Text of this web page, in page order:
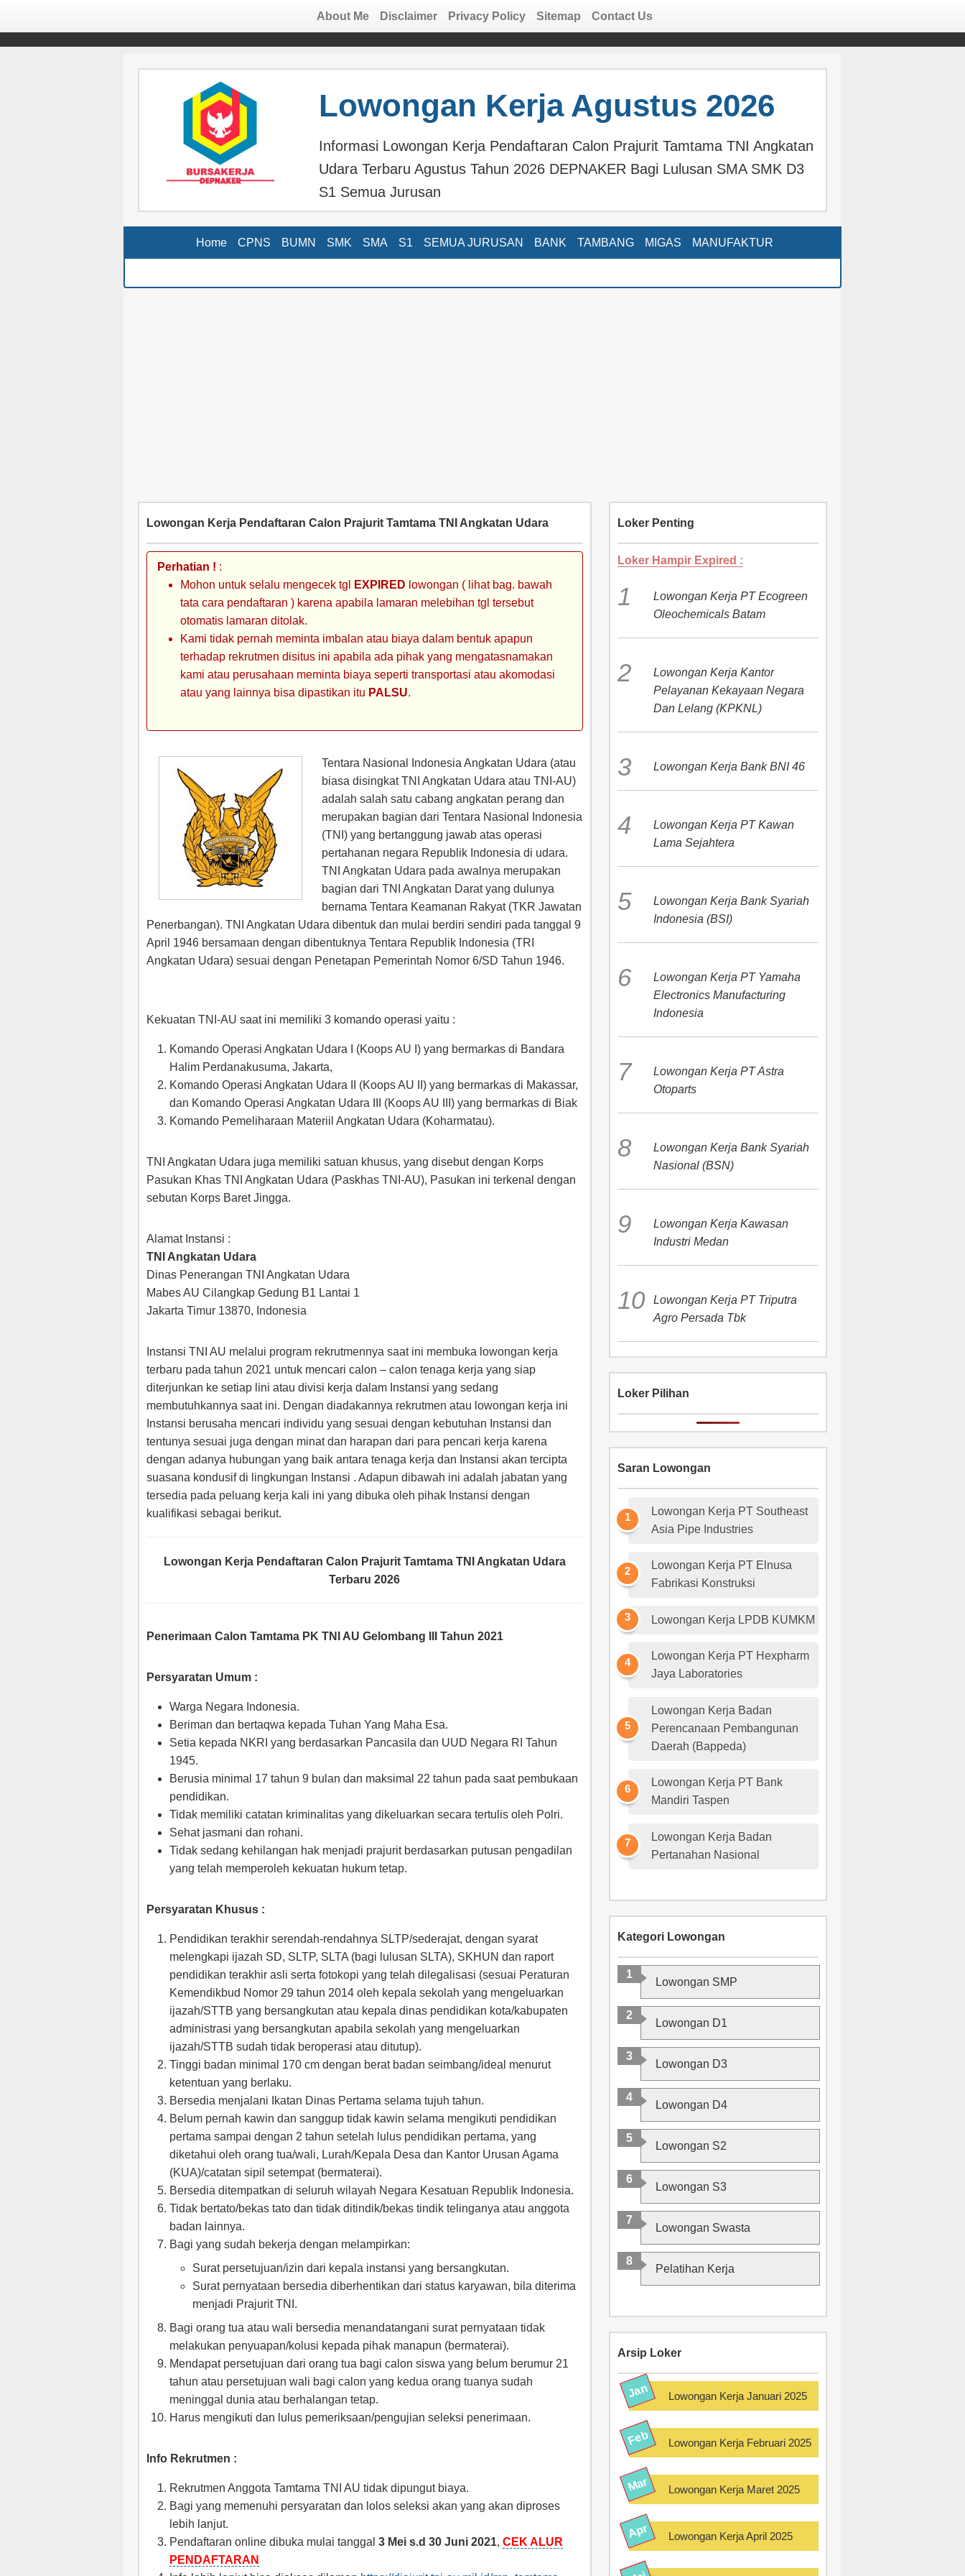
About Me Disclaimer Privacy Policy Sitemap Contact Us
Lowongan Kerja Agustus 2026
Informasi Lowongan Kerja Pendaftaran Calon Prajurit Tamtama TNI Angkatan
Udara Terbaru Agustus Tahun 2026 DEPNAKER Bagi Lulusan SMA SMK D3
S1 Semua Jurusan
Home CPNS BUMN SMK SMA S1 SEMUA JURUSAN BANK TAMBANG MIGAS MANUFAKTUR
Lowongan Kerja Pendaftaran Calon Prajurit Tamtama TNI Angkatan Udara
Perhatian ! :
Mohon untuk selalu mengecek tgl
EXPIRED lowongan ( lihat bag. bawah
tata cara pendaftaran ) karena apabila lamaran melebihan tgl tersebut
otomatis lamaran ditolak.
Kami tidak pernah meminta imbalan atau biaya dalam bentuk apapun
terhadap rekrutmen disitus ini apabila ada pihak yang mengatasnamakan
kami atau perusahaan meminta biaya seperti transportasi atau akomodasi
atau yang lainnya bisa dipastikan itu PALSU.
Tentara Nasional Indonesia Angkatan Udara (atau
biasa disingkat TNI Angkatan Udara atau TNI-AU)
adalah salah satu cabang angkatan perang dan
merupakan bagian dari Tentara Nasional Indonesia
(TNI) yang bertanggung jawab atas operasi
pertahanan negara Republik Indonesia di udara.
TNI Angkatan Udara pada awalnya merupakan
bagian dari TNI Angkatan Darat yang dulunya
bernama Tentara Keamanan Rakyat (TKR Jawatan
Penerbangan). TNI Angkatan Udara dibentuk dan mulai berdiri sendiri pada tanggal 9
April 1946 bersamaan dengan dibentuknya Tentara Republik Indonesia (TRI
Angkatan Udara) sesuai dengan Penetapan Pemerintah Nomor 6/SD Tahun 1946.
Kekuatan TNI-AU saat ini memiliki 3 komando operasi yaitu :
Komando Operasi Angkatan Udara I (Koops AU I) yang bermarkas di Bandara
Halim Perdanakusuma, Jakarta,
Komando Operasi Angkatan Udara II (Koops AU II) yang bermarkas di Makassar,
dan Komando Operasi Angkatan Udara III (Koops AU III) yang bermarkas di Biak
Komando Pemeliharaan Materiil Angkatan Udara (Koharmatau).
TNI Angkatan Udara juga memiliki satuan khusus, yang disebut dengan Korps
Pasukan Khas TNI Angkatan Udara (Paskhas TNI-AU), Pasukan ini terkenal dengan
sebutan Korps Baret Jingga.
Alamat Instansi :
TNI Angkatan Udara
Dinas Penerangan TNI Angkatan Udara
Mabes AU Cilangkap Gedung B1 Lantai 1
Jakarta Timur 13870, Indonesia
Instansi TNI AU melalui program rekrutmennya saat ini membuka lowongan kerja
terbaru pada tahun 2021 untuk mencari calon – calon tenaga kerja yang siap
diterjunkan ke setiap lini atau divisi kerja dalam Instansi yang sedang
membutuhkannya saat ini. Dengan diadakannya rekrutmen atau lowongan kerja ini
Instansi berusaha mencari individu yang sesuai dengan kebutuhan Instansi dan
tentunya sesuai juga dengan minat dan harapan dari para pencari kerja karena
dengan adanya hubungan yang baik antara tenaga kerja dan Instansi akan tercipta
suasana kondusif di lingkungan Instansi . Adapun dibawah ini adalah jabatan yang
tersedia pada peluang kerja kali ini yang dibuka oleh pihak Instansi dengan
kualifikasi sebagai berikut.
Lowongan Kerja Pendaftaran Calon Prajurit Tamtama TNI Angkatan Udara
Terbaru 2026
Penerimaan Calon Tamtama PK TNI AU Gelombang III Tahun 2021
Persyaratan Umum :
Warga Negara Indonesia.
Beriman dan bertaqwa kepada Tuhan Yang Maha Esa.
Setia kepada NKRI yang berdasarkan Pancasila dan UUD Negara RI Tahun
1945.
Berusia minimal 17 tahun 9 bulan dan maksimal 22 tahun pada saat pembukaan
pendidikan.
Tidak memiliki catatan kriminalitas yang dikeluarkan secara tertulis oleh Polri.
Sehat jasmani dan rohani.
Tidak sedang kehilangan hak menjadi prajurit berdasarkan putusan pengadilan
yang telah memperoleh kekuatan hukum tetap.
Persyaratan Khusus :
Pendidikan terakhir serendah-rendahnya SLTP/sederajat, dengan syarat
melengkapi ijazah SD, SLTP, SLTA (bagi lulusan SLTA), SKHUN dan raport
pendidikan terakhir asli serta fotokopi yang telah dilegalisasi (sesuai Peraturan
Kemendikbud Nomor 29 tahun 2014 oleh kepala sekolah yang mengeluarkan
ijazah/STTB yang bersangkutan atau kepala dinas pendidikan kota/kabupaten
administrasi yang bersangkutan apabila sekolah yang mengeluarkan
ijazah/STTB sudah tidak beroperasi atau ditutup).
Tinggi badan minimal 170 cm dengan berat badan seimbang/ideal menurut
ketentuan yang berlaku.
Bersedia menjalani Ikatan Dinas Pertama selama tujuh tahun.
Belum pernah kawin dan sanggup tidak kawin selama mengikuti pendidikan
pertama sampai dengan 2 tahun setelah lulus pendidikan pertama, yang
diketahui oleh orang tua/wali, Lurah/Kepala Desa dan Kantor Urusan Agama
(KUA)/catatan sipil setempat (bermaterai).
Bersedia ditempatkan di seluruh wilayah Negara Kesatuan Republik Indonesia.
Tidak bertato/bekas tato dan tidak ditindik/bekas tindik telinganya atau anggota
badan lainnya.
Bagi yang sudah bekerja dengan melampirkan:
Surat persetujuan/izin dari kepala instansi yang bersangkutan.
Surat pernyataan bersedia diberhentikan dari status karyawan, bila diterima
menjadi Prajurit TNI.
Bagi orang tua atau wali bersedia menandatangani surat pernyataan tidak
melakukan penyuapan/kolusi kepada pihak manapun (bermaterai).
Mendapat persetujuan dari orang tua bagi calon siswa yang belum berumur 21
tahun atau persetujuan wali bagi calon yang kedua orang tuanya sudah
meninggal dunia atau berhalangan tetap.
Harus mengikuti dan lulus pemeriksaan/pengujian seleksi penerimaan.
Info Rekrutmen :
Rekrutmen Anggota Tamtama TNI AU tidak dipungut biaya.
Bagi yang memenuhi persyaratan dan lolos seleksi akan yang akan diproses
lebih lanjut.
Pendaftaran online dibuka mulai tanggal 3 Mei s.d 30 Juni 2021, CEK ALUR
PENDAFTARAN
Loker Penting
Loker Hampir Expired :
Lowongan Kerja PT Ecogreen
Oleochemicals Batam
Lowongan Kerja Kantor
Pelayanan Kekayaan Negara
Dan Lelang (KPKNL)
Lowongan Kerja Bank BNI 46
Lowongan Kerja PT Kawan
Lama Sejahtera
Lowongan Kerja Bank Syariah
Indonesia (BSI)
Lowongan Kerja PT Yamaha
Electronics Manufacturing
Indonesia
Lowongan Kerja PT Astra
Otoparts
Lowongan Kerja Bank Syariah
Nasional (BSN)
Lowongan Kerja Kawasan
Industri Medan
Lowongan Kerja PT Triputra
Agro Persada Tbk
Loker Pilihan
Saran Lowongan
Lowongan Kerja PT Southeast
Asia Pipe Industries
Lowongan Kerja PT Elnusa
Fabrikasi Konstruksi
Lowongan Kerja LPDB KUMKM
Lowongan Kerja PT Hexpharm
Jaya Laboratories
Lowongan Kerja Badan
Perencanaan Pembangunan
Daerah (Bappeda)
Lowongan Kerja PT Bank
Mandiri Taspen
Lowongan Kerja Badan
Pertanahan Nasional
Kategori Lowongan
Lowongan SMP
Lowongan D1
Lowongan D3
Lowongan D4
Lowongan S2
Lowongan S3
Lowongan Swasta
Pelatihan Kerja
Arsip Loker
Lowongan Kerja Januari 2025
Lowongan Kerja Februari 2025
Lowongan Kerja Maret 2025
Lowongan Kerja April 2025